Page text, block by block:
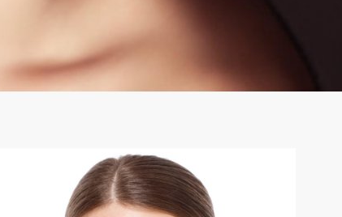
Z laserji v boj proti staranju!